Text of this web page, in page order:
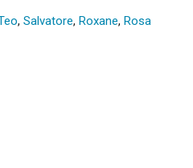
, Salvatore, Roxane, Rosa